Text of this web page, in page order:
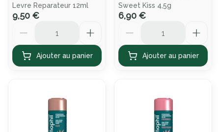
Levre Reparateur 12ml
9,50 €
Ajouter au panier
Sweet Kiss 4,5g
6,90 €
Ajouter au panier